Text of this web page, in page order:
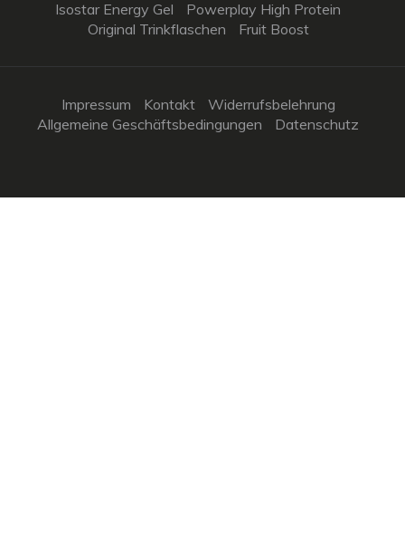
Isostar Energy Gel
Powerplay High Protein
Original Trinkflaschen
Fruit Boost
Impressum Kontakt
Widerrufsbelehrung
Allgemeine Geschäftsbedingungen
Datenschutz